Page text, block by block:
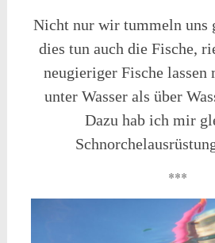
Nicht nur wir tummeln uns
dies tun auch die Fische,
neugieriger Fische
unter Wasser als über
Dazu hab ich mir
***